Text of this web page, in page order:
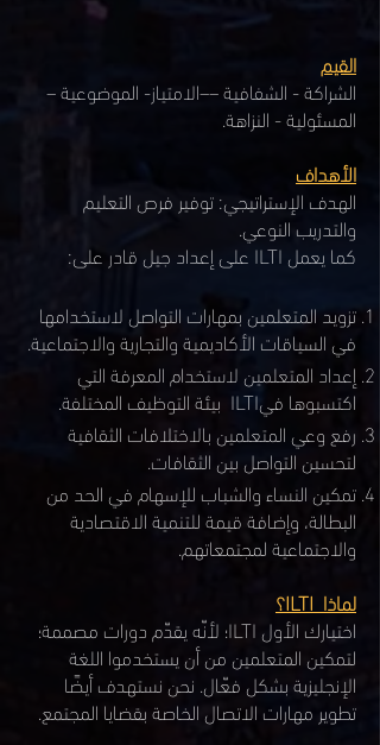
القيم
الشراكة - الشفافية ––الامتياز- الموضوعية –
المسئولية - النزاهة.
الأهداف
الهدف الإستراتيجي: توفير فرص التعليم
والتدريب النوعي.
كما يعمل ILTI على إعداد جيل قادر على:
تزويد المتعلمين بمهارات التواصل لاستخدامها
في السياقات الأكاديمية والتجارية والاجتماعية.
إعداد المتعلمين لاستخدام المعرفة التي
اكتسبوها فيILTI بيئة التوظيف المختلفة.
رفع وعي المتعلمين بالاختلافات الثقافية
لتحسين التواصل بين الثقافات.
تمكين النساء والشباب للإسهام في الحد من
البطالة، وإضافة قيمة للتنمية الاقتصادية
والاجتماعية لمجتمعاتهم.
لماذا ILTI؟
اختيارك الأول ILTI؛ لأنّه يقدّم دورات مصممة؛
لتمكين المتعلمين من أن يستخدموا اللغة
الإنجليزية بشكل فعّال. نحن نستهدف أيضًا
تطوير مهارات الاتصال الخاصة بقضايا المجتمع.